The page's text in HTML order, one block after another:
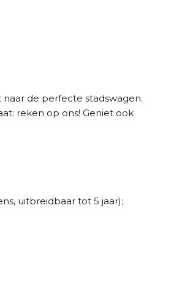
de perfecte stadswagen.
reken op ons! Geniet ook
uitbreidbaar tot 5 jaar);